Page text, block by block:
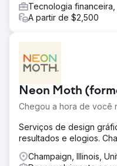
Tecnologia
A partir de $2,500
Neon Moth
Chegou a hora de você
Serviços de design
resultados e elogios.
Champaign, Illinois,